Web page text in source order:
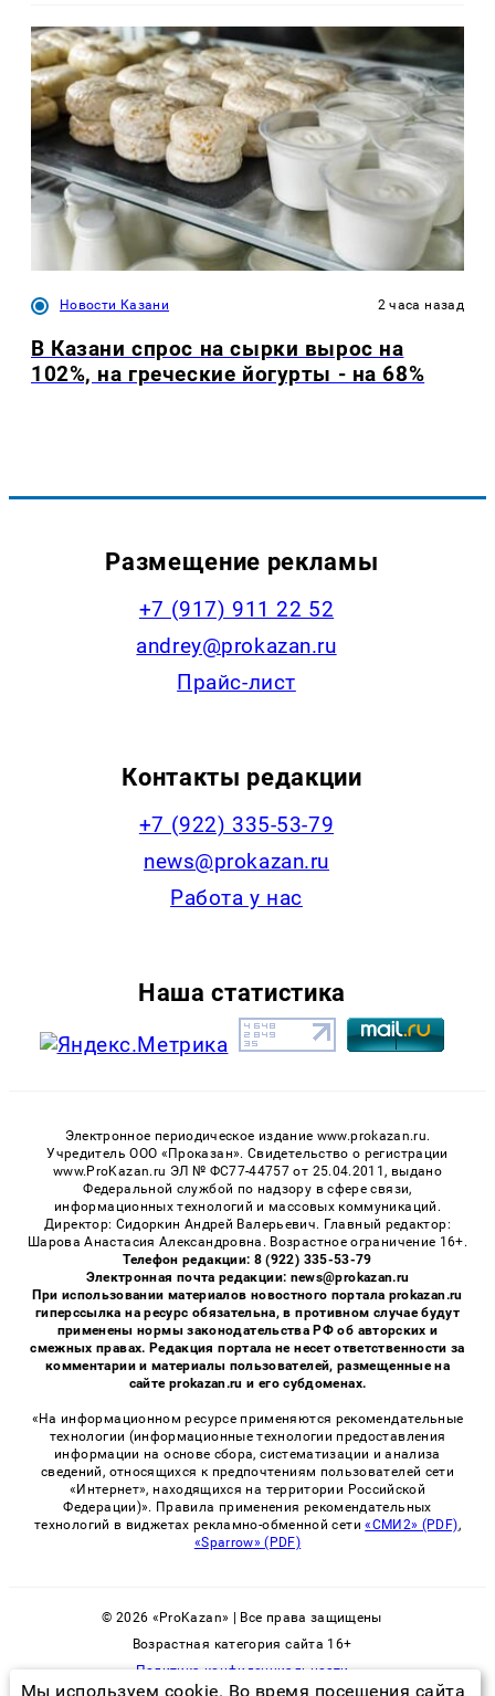
Новости Казани 2 часа назад
В Казани спрос на сырки вырос на
102%, на греческие йогурты - на 68%
Размещение рекламы
+7 (917) 911 22 52
andrey@prokazan.ru
Прайс-лист
Контакты редакции
+7 (922) 335-53-79
news@prokazan.ru
Работа у нас
Наша статистика
Электронное периодическое издание www.prokazan.ru.
Учредитель ООО «Проказан». Cвидетельство о регистрации
www.ProKazan.ru ЭЛ № ФС77-44757 от 25.04.2011, выдано
Федеральной службой по надзору в сфере связи,
информационных технологий и массовых коммуникаций.
Директор: Сидоркин Андрей Валерьевич. Главный редактор:
Шарова Анастасия Александровна. Возрастное ограничение 16+.
Телефон редакции: 8 (922) 335-53-79
Электронная почта редакции: news@prokazan.ru
При использовании материалов новостного портала prokazan.ru
гиперссылка на ресурс обязательна, в противном случае будут
применены нормы законодательства РФ об авторских и
смежных правах. Редакция портала не несет ответственности за
комментарии и материалы пользователей, размещенные на
сайте prokazan.ru и его субдоменах.
«На информационном ресурсе применяются рекомендательные
технологии (информационные технологии предоставления
информации на основе сбора, систематизации и анализа
сведений, относящихся к предпочтениям пользователей сети
«Интернет», находящихся на территории Российской
Федерации)». Правила применения рекомендательных
технологий в виджетах рекламно-обменной сети«СМИ2» (PDF),
«Sparrow» (PDF)
© 2026 «ProKazan» | Все права защищены
Возрастная категория сайта 16+
Политика конфиденциальности
Мы используем cookie. Во время посещения сайта